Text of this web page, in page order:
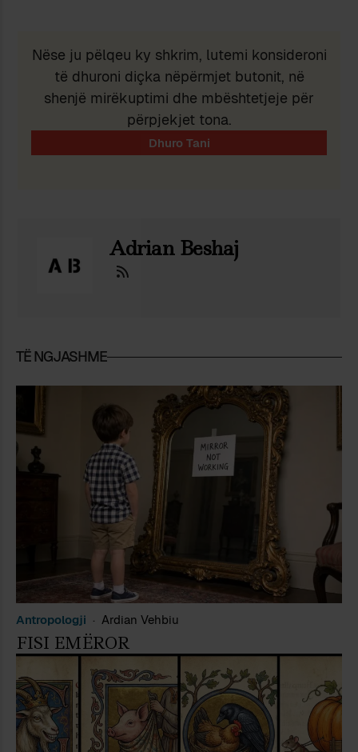
Nëse ju pëlqeu ky shkrim, lutemi konsideroni
të dhuroni diçka nëpërmjet butonit, në
shenjë mirëkuptimi dhe mbështetjeje për
përpjekjet tona.
Adrian Beshaj
TË NGJASHME
Antropologji Ardian Vehbiu
FISI EMËROR